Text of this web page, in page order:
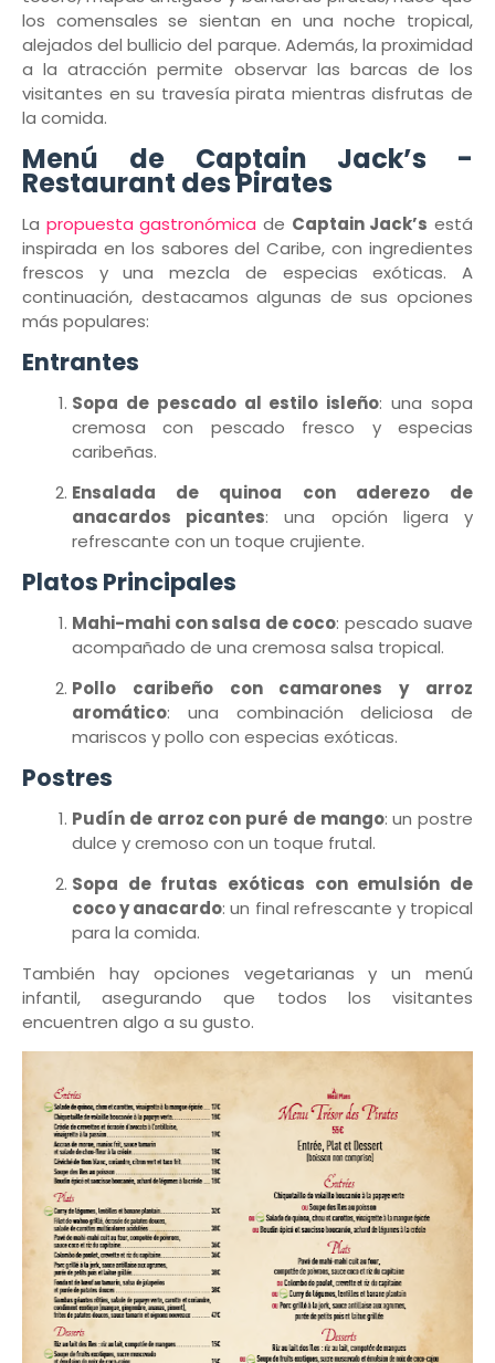
los comensales se sientan en una noche tropical,
alejados del bullicio del parque. Además, la proximidad
a la atracción permite observar las barcas de los
visitantes en su travesía pirata mientras disfrutas de
la comida.
Menú de Captain Jack’s -
Restaurant des Pirates
La propuesta gastronómica de Captain Jack’s está
inspirada en los sabores del Caribe, con ingredientes
frescos y una mezcla de especias exóticas. A
continuación, destacamos algunas de sus opciones
más populares:
Entrantes
Sopa de pescado al estilo isleño: una sopa
cremosa con pescado fresco y especias
caribeñas.
Ensalada de quinoa con aderezo de
anacardos picantes: una opción ligera y
refrescante con un toque crujiente.
Platos Principales
Mahi-mahi con salsa de coco: pescado suave
acompañado de una cremosa salsa tropical.
Pollo caribeño con camarones y arroz
aromático: una combinación deliciosa de
mariscos y pollo con especias exóticas.
Postres
Pudín de arroz con puré de mango: un postre
dulce y cremoso con un toque frutal.
Sopa de frutas exóticas con emulsión de
coco y anacardo: un final refrescante y tropical
para la comida.
También hay opciones vegetarianas y un menú
infantil, asegurando que todos los visitantes
encuentren algo a su gusto.